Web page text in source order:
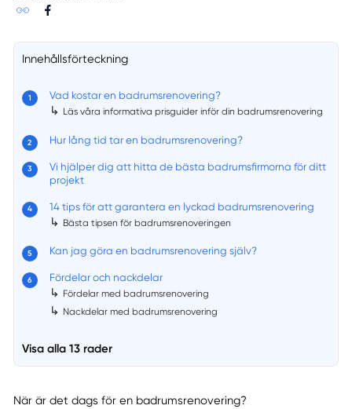
Innehållsförteckning
Vad kostar en badrumsrenovering?
↳ Läs våra informativa prisguider inför din badrumsrenovering
Hur lång tid tar en badrumsrenovering?
Vi hjälper dig att hitta de bästa badrumsfirmorna för ditt
projekt
14 tips för att garantera en lyckad badrumsrenovering
↳ Bästa tipsen för badrumsrenoveringen
Kan jag göra en badrumsrenovering själv?
Fördelar och nackdelar
↳ Fördelar med badrumsrenovering
↳ Nackdelar med badrumsrenovering
Visa alla 13 rader
När är det dags för en badrumsrenovering?